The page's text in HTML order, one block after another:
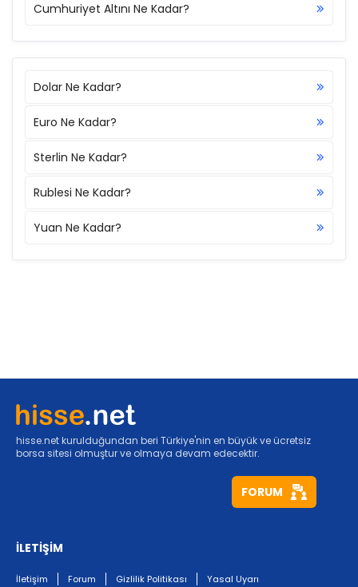
Cumhuriyet Altını Ne Kadar?
Dolar Ne Kadar?
Euro Ne Kadar?
Sterlin Ne Kadar?
Rublesi Ne Kadar?
Yuan Ne Kadar?
hisse.net kurulduğundan beri Türkiye'nin en büyük ve ücretsiz
borsa sitesi olmuştur ve olmaya devam edecektir.
FORUM
İLETİŞİM
İletişim Forum Gizlilik Politikası Yasal Uyarı